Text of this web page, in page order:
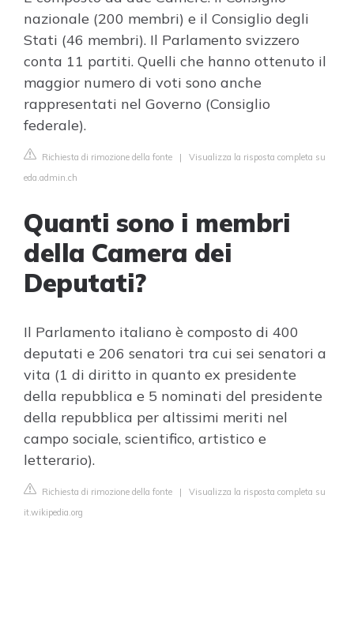
nazionale (200 membri) e il Consiglio degli
Stati (46 membri). Il Parlamento svizzero
conta 11 partiti. Quelli che hanno ottenuto il
maggior numero di voti sono anche
rappresentati nel Governo (Consiglio
federale).
Richiesta di rimozione della fonte | Visualizza la risposta completa su
eda.admin.ch
Quanti sono i membri
della Camera dei
Deputati?
Il Parlamento italiano è composto di 400
deputati e 206 senatori tra cui sei senatori a
vita (1 di diritto in quanto ex presidente
della repubblica e 5 nominati del presidente
della repubblica per altissimi meriti nel
campo sociale, scientifico, artistico e
letterario).
Richiesta di rimozione della fonte | Visualizza la risposta completa su
it.wikipedia.org